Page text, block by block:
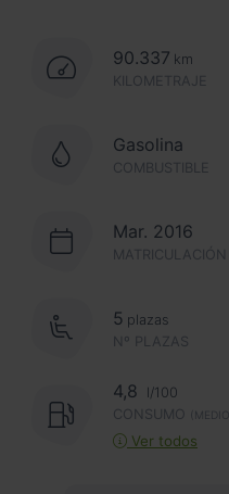
90.337 km
KILOMETRAJE
Gasolina
COMBUSTIBLE
Mar. 2016
MATRICULACIÓN
Nº PLAZAS
5 plazas
4,8
l/100
CONSUMO
(MEDIO)
Ver todos